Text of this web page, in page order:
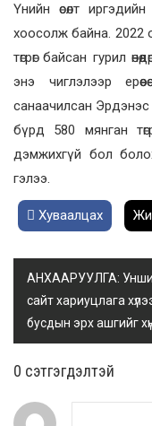
Үнийн өсөлт
хоосолж байна. 2022
төгрөг байсан гурил
энэ чиглэлээр
санаачилсан
бүрд 580 мянган
дэмжихгүй бол
гэлээ.
Хуваалцах
АНХААРУУЛГА:
сайт хариуцлага
бусдын эрх ашгийг
0 cэтгэгдэлтэй